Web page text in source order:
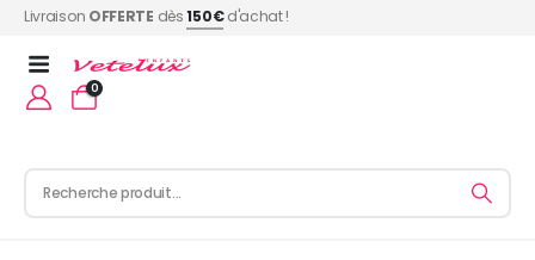
Livraison OFFERTE dès150€d'achat !
0